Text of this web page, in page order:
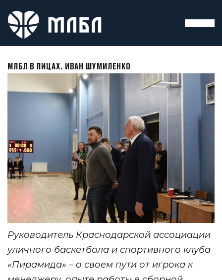
МЛБЛ В ЛИЦАХ. ИВАН ШУМИЛЕНКО
Руководитель Краснодарской ассоциации
уличного баскетбола и спортивного клуба
«Пирамида» – о своем пути от игрока к